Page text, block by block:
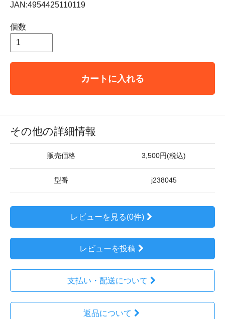
JAN:4954425110119
個数
カートに入れる
その他の詳細情報
販売価格 3,500円(税込)
型番 j238045
レビューを見る(0件)
レビューを投稿
支払い・配送について
返品について